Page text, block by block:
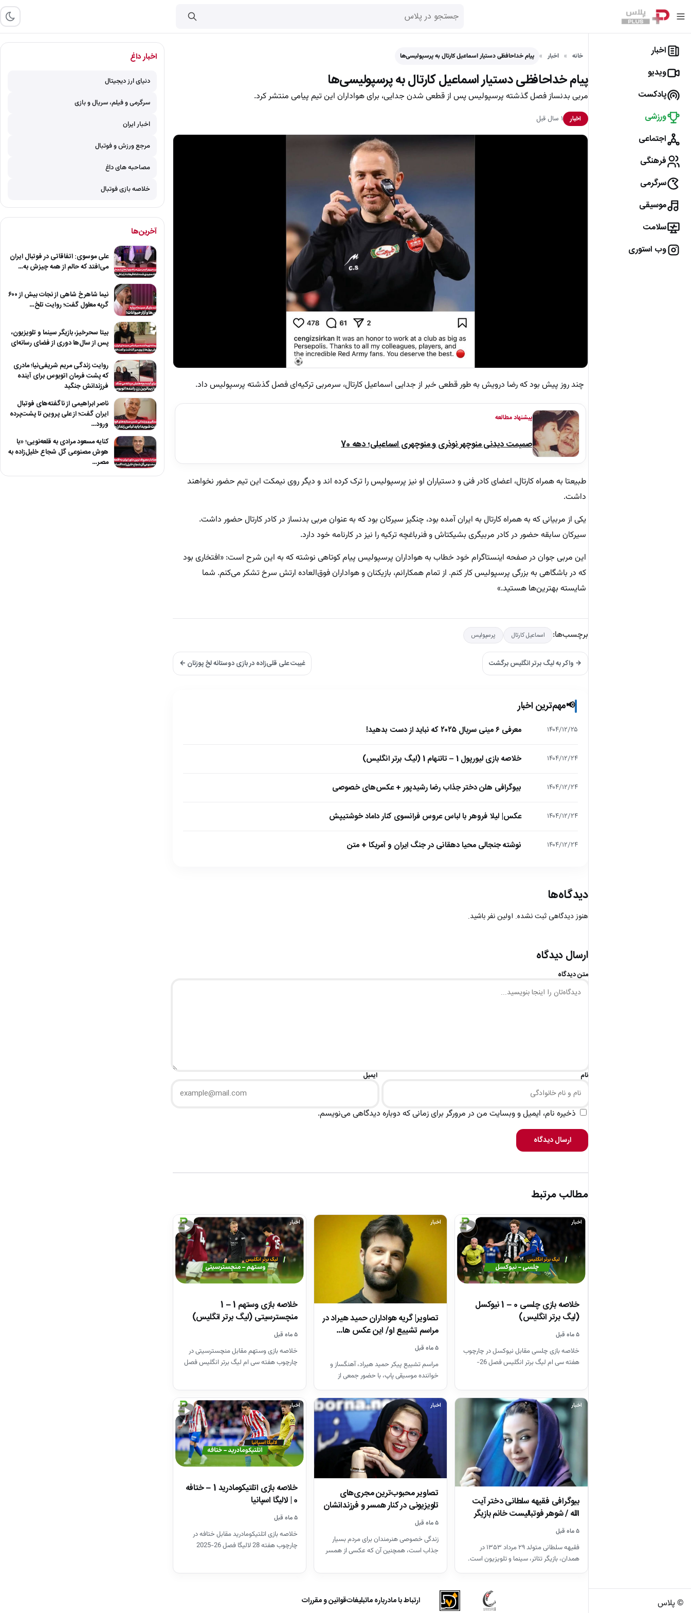
اخبار
ویدیو
پادکست
ورزشی
اجتماعی
فرهنگی
سرگرمی
موسیقی
سلامت
وب استوری
© پلاس
خانه اخبار پیام خداحافظی دستیار اسماعیل کارتال به پرسپولیسی‌ها
پیام خداحافظی دستیار اسماعیل کارتال به پرسپولیسی‌ها
مربی بدنساز فصل گذشته پرسپولیس پس از قطعی شدن جدایی، برای هواداران این تیم پیامی منتشر کرد.
اخبار ۱ سال قبل
چند روز پیش بود که رضا درویش به طور قطعی خبر از جدایی اسماعیل کارتال، سرمربی ترکیه‌ای فصل گذشته پرسپولیس داد.
پیشنهاد مطالعه
صمیمت دیدنی منوچهر نوذری و منوچهری اسماعیلی؛ دهه 70
طبیعتا به همراه کارتال، اعضای کادر فنی و دستیاران او نیز پرسپولیس را ترک کرده اند و دیگر روی نیمکت این تیم حضور نخواهند
داشت.
یکی از مربیانی که به همراه کارتال به ایران آمده بود، چنگیز سیرکان بود که به عنوان مربی بدنساز در کادر کارتال حضور داشت.
سیرکان سابقه حضور در کادر مربیگری بشیکتاش و فنرباغچه ترکیه را نیز در کارنامه خود دارد.
این مربی جوان در صفحه اینستاگرام خود خطاب به هواداران پرسپولیس پیام کوتاهی نوشته که به این شرح است: «افتخاری بود
که در باشگاهی به بزرگی پرسپولیس کار کنم. از تمام همکارانم، بازیکنان و هواداران فوق‌العاده ارتش سرخ تشکر می‌کنم. شما
شایسته بهترین‌ها هستید.»
برچسب‌ها: اسماعیل کارتال پرسپولیس
→ واکر به لیگ برتر انگلیس برگشت غیبت علی قلی‌زاده در بازی دوستانه لخ پوزنان ←
📢مهم‌ترین اخبار
۱۴۰۴/۱۲/۲۵ معرفی ۶ مینی سریال ۲۰۲۵ که نباید از دست بدهید!
۱۴۰۴/۱۲/۲۴ خلاصه بازی لیورپول 1 – تاتنهام 1 (لیگ برتر انگلیس)
۱۴۰۴/۱۲/۲۴ بیوگرافی هلن دختر جذاب رضا رشیدپور + عکس‌های خصوصی
۱۴۰۴/۱۲/۲۴ عکس| لیلا فروهر با لباس عروس فرانسوی کنار داماد خوشتیپش
۱۴۰۴/۱۲/۲۴ نوشته جنجالی محیا دهقانی در جنگ ایران و آمریکا + متن
دیدگاه‌ها
هنوز دیدگاهی ثبت نشده. اولین نفر باشید.
ارسال دیدگاه
متن دیدگاه
نام ایمیل
ذخیره نام، ایمیل و وبسایت من در مرورگر برای زمانی که دوباره دیدگاهی می‌نویسم.
ارسال دیدگاه
مطالب مرتبط
▶
اخبار
خلاصه بازی چلسی 0 – 1 نیوکسل
(لیگ برتر انگلیس)
۵ ماه قبل
خلاصه بازی چلسی مقابل نیوکسل در چارچوب
هفته سی ام لیگ برتر انگلیس فصل 26-
اخبار
تصاویر| گریه هواداران حمید هیراد در
مراسم تشییع او/ این عکس ها…
۵ ماه قبل
مراسم تشییع پیکر حمید هیراد، آهنگساز و
خواننده موسیقی پاپ، با حضور جمعی از
هنرمندان در قطعه هنرمندان…
▶
اخبار
خلاصه بازی وستهم 1 – 1
منچسترسیتی (لیگ برتر انگلیس)
۵ ماه قبل
خلاصه بازی وستهم مقابل منچسترسیتی در
چارچوب هفته سی ام لیگ برتر انگلیس فصل
اخبار
بیوگرافی فقیهه سلطانی دختر آیت
الله / شوهر فوتبالیست خانم بازیگر
را…
۵ ماه قبل
فقیهه سلطانی متولد ۲۹ مرداد ۱۳۵۳ در
همدان، بازیگر تئاتر، سینما و تلویزیون است.
سلطانی یک دورهٔ بازیگری…
اخبار
تصاویر محبوب‌ترین مجری‌های
تلویزیونی در کنار همسر و فرزندانشان
+ بیوگرافی
۵ ماه قبل
زندگی خصوصی هنرمندان برای مردم بسیار
جذاب است، همچنین آن که عکسی از همسر
▶
اخبار
خلاصه بازی اتلتیکومادرید 1 – ختافه
0 | لالیگا اسپانیا
۵ ماه قبل
خلاصه بازی اتلتیکومادرید مقابل ختافه در
چارچوب هفته 28 لالیگا فصل 26-2025
اخبار داغ
دنیای ارز دیجیتال
سرگرمی و فیلم، سریال و بازی
اخبار ایران
مرجع ورزش و فوتبال
مصاحبه های داغ
خلاصه بازی فوتبال
آخرین‌ها
علی موسوی: اتفاقاتی در فوتبال ایران
می‌افتد که حالم از همه چیزش به…
نیما شاهرخ شاهی از نجات بیش از ۶۰۰
گربه معلول گفت؛ روایت تلخ…
بیتا سحرخیز، بازیگر سینما و تلویزیون،
پس از سال‌ها دوری از فضای رسانه‌ای
روایت زندگی مریم شریفی‌نیا؛ مادری
که پشت فرمان اتوبوس برای آینده
فرزندانش جنگید
ناصر ابراهیمی از ناگفته‌های فوتبال
ایران گفت؛ از علی پروین تا پشت‌پرده
ورود…
کنایه مسعود مرادی به قلعه‌نویی؛ «با
هوش مصنوعی گل شجاع خلیل‌زاده به
مصر…
ارتباط با مادرباره ماتبلیغاتقوانین و مقررات